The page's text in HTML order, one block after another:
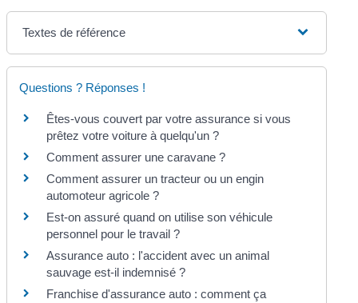
Textes de référence
Questions ? Réponses !
Êtes-vous couvert par votre assurance si vous
prêtez votre voiture à quelqu'un ?
Comment assurer une caravane ?
Comment assurer un tracteur ou un engin
automoteur agricole ?
Est-on assuré quand on utilise son véhicule
personnel pour le travail ?
Assurance auto : l'accident avec un animal
sauvage est-il indemnisé ?
Franchise d'assurance auto : comment ça